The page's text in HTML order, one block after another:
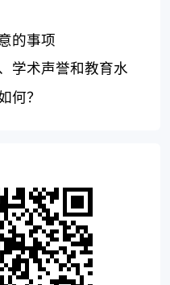
的事项
学术声誉和教育水
何？